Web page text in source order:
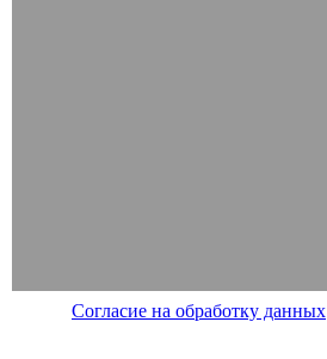
Согласие на обработку данных